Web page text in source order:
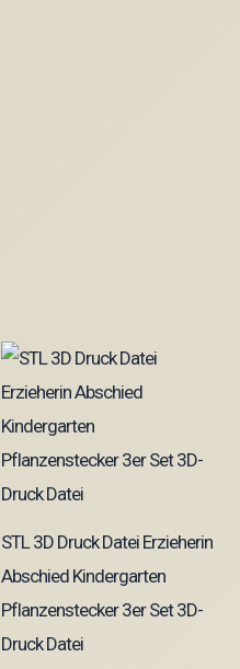
STL 3D Druck Datei Erzieherin
Abschied Kindergarten
Pflanzenstecker 3er Set 3D-
Druck Datei